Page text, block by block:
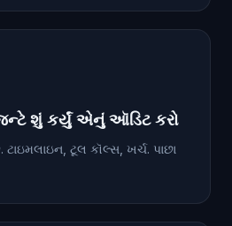
શું કર્યું એનું ઑડિટ કરો
ટૂલ કૉલ્સ, ખર્ચ. પાછા